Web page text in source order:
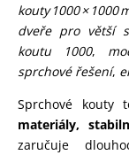
kouty 1000 × 1000
dveře pro větší
koutu 1000,
sprchové řešení,
Sprchové kouty
materiály,
zaručuje